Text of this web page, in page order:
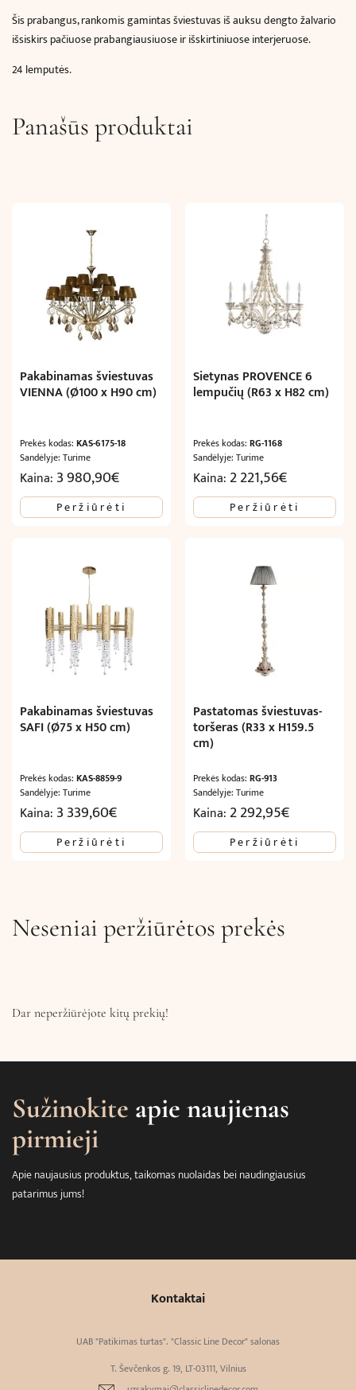
Šis prabangus, rankomis gamintas šviestuvas iš auksu dengto žalvario
išsiskirs pačiuose prabangiausiuose ir išskirtiniuose interjeruose.
24 lemputės.
Panašūs produktai
Pakabinamas šviestuvas
VIENNA (Ø100 x H90 cm)
Prekės kodas: KAS-6175-18
Sandėlyje: Turime
Kaina: 3 980,90€
Peržiūrėti
Sietynas PROVENCE 6
lempučių (R63 x H82 cm)
Prekės kodas:RG-1168
Sandėlyje: Turime
Kaina: 2 221,56€
Peržiūrėti
Pakabinamas šviestuvas
SAFI (Ø75 x H50 cm)
Prekės kodas: KAS-8859-9
Sandėlyje: Turime
Kaina: 3 339,60€
Peržiūrėti
Pastatomas šviestuvas-
toršeras (R33 x H159.5
cm)
Prekės kodas:RG-913
Sandėlyje: Turime
Kaina: 2 292,95€
Peržiūrėti
Neseniai peržiūrėtos prekės
Dar neperžiūrėjote kitų prekių!
Sužinokite apie naujienas
pirmieji
Apie naujausius produktus, taikomas nuolaidas bei naudingiausius
patarimus jums!
Kontaktai
UAB "Patikimas turtas". "Classic Line Decor" salonas
T. Ševčenkos g. 19, LT-03111, Vilnius